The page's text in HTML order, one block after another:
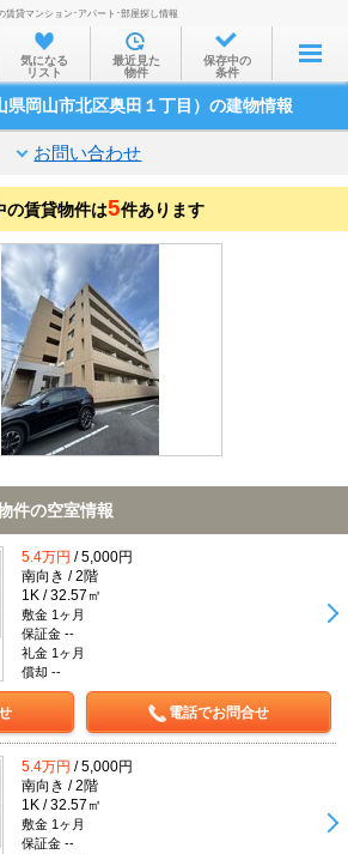
お部屋を探す
沿線・駅から
家賃相場から
通勤通学時間から
物件特集から
不動産会社から
TOP
貸マンション･アパート･部屋探し情報
気になる
リスト
最近見た
物件
保存中の
条件
県岡山市北区奥田１丁目）の建物情報
お問い合わせ
の賃貸物件は5件あります
件の空室情報
5.4万円 / 5,000円
南向き / 2階
1K / 32.57㎡
敷金 1ヶ月
保証金 --
礼金 1ヶ月
償却 --
電話でお問合せ
5.4万円 / 5,000円
南向き / 2階
1K / 32.57㎡
敷金 1ヶ月
保証金 --